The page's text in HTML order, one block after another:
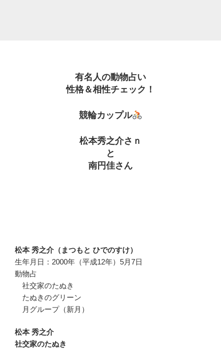
有名人の動物占い
性格＆相性チェック！
競輪カップル
松本秀之介さｎ
と
南円佳さん
松本 秀之介（まつもと ひでのすけ）
生年月日：2000年（平成12年）5月7日
動物占
社交家のたぬき
たぬきのグリーン
月グループ（新月）
松本 秀之介
社交家のたぬき